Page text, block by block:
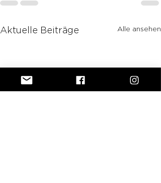
Aktuelle Beiträge Alle ansehen